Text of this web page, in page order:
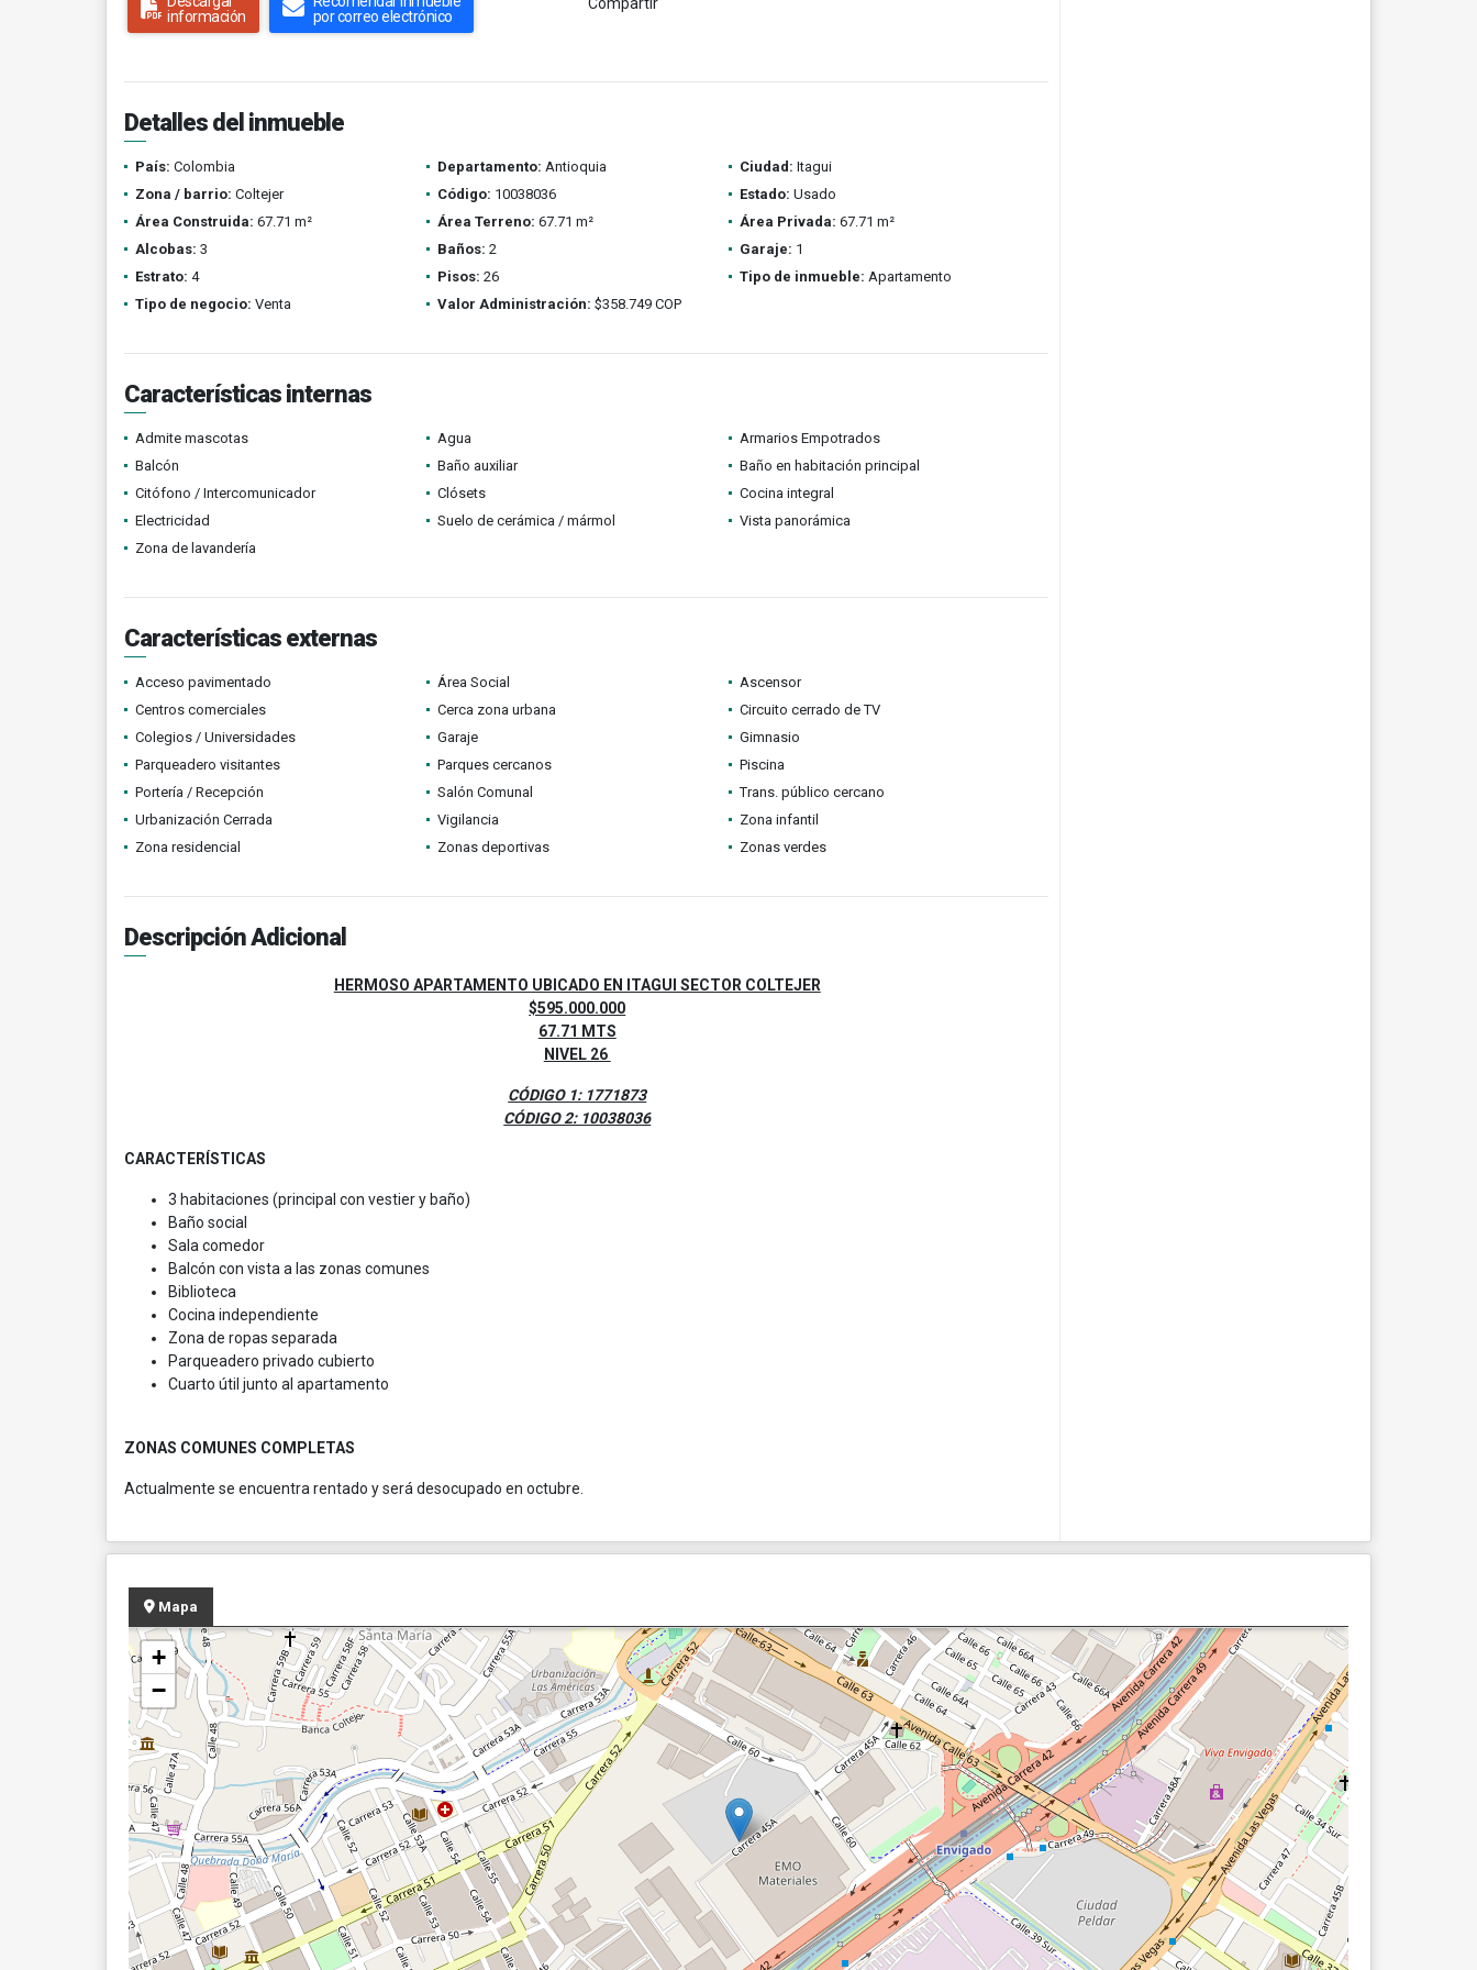
información
por correo electrónico
Detalles del inmueble
País: Colombia Departamento: Antioquia Ciudad: Itagui
Zona / barrio: Coltejer Código: 10038036 Estado: Usado
Área Construida: 67.71 m² Área Terreno: 67.71 m² Área Privada: 67.71 m²
Alcobas: 3 Baños: 2 Garaje: 1
Estrato: 4 Pisos: 26 Tipo de inmueble: Apartamento
Tipo de negocio: Venta Valor Administración: $358.749 COP
Características internas
Admite mascotas Agua
Armarios Empotrados
Balcón
Baño auxiliar
Baño en habitación principal
Citófono / Intercomunicador
Clósets
Cocina integral
Electricidad
Suelo de cerámica / mármol
Vista panorámica
Zona de lavandería
Características externas
Acceso pavimentado Área Social
Ascensor
Centros comerciales
Cerca zona urbana
Circuito cerrado de TV
Colegios / Universidades
Garaje
Gimnasio
Parqueadero visitantes
Parques cercanos
Piscina
Portería / Recepción
Salón Comunal
Trans. público cercano
Urbanización Cerrada
Vigilancia
Zona infantil
Zona residencial
Zonas deportivas Zonas verdes
Descripción Adicional
HERMOSO APARTAMENTO UBICADO EN ITAGUI SECTOR COLTEJER
$595.000.000
67.71 MTS
NIVEL 26
CÓDIGO 1: 1771873
CÓDIGO 2: 10038036​
CARACTERÍSTICAS
3 habitaciones (principal con vestier y baño)
Baño social
Sala comedor
Balcón con vista a las zonas comunes
Biblioteca
Cocina independiente
Zona de ropas separada
Parqueadero privado cubierto
Cuarto útil junto al apartamento
ZONAS COMUNES COMPLETAS
Actualmente se encuentra rentado y será desocupado en octubre.
Mapa
+
−